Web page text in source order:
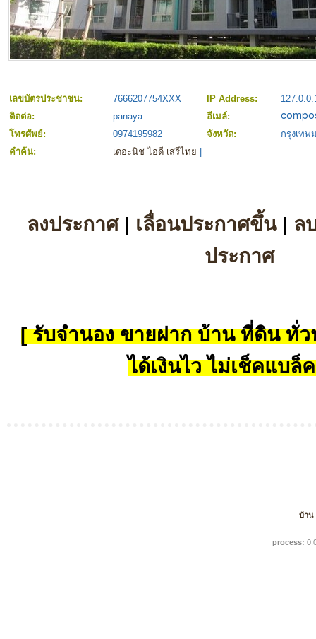
เลขบัตรประชาชน: 7666207754XXX IP Address:
ติดต่อ:
panaya
อีเมล์:
โทรศัพย์:
0974195982 จังหวัด:
กรุงเท
คำค้น:
เดอะนิช ไอดี เสรีไทย
ลงประกาศ| เลื่อนประกาศขึ้น| ล
ประกาศ
[ รับจำนอง ขายฝาก บ้าน ที่ดิน ทั่ว
ได้เงินไว ไม่เช็คแบล็
บ้าน
process: